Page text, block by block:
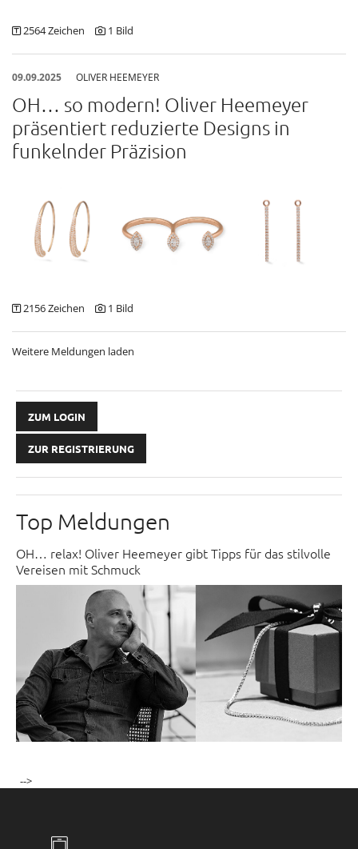
2564 Zeichen 1 Bild
09.09.2025 OLIVER HEEMEYER
OH… so modern! Oliver Heemeyer
präsentiert reduzierte Designs in
funkelnder Präzision
2156 Zeichen 1 Bild
Weitere Meldungen laden
ZUM LOGIN
ZUR REGISTRIERUNG
Top Meldungen
OH… relax! Oliver Heemeyer gibt Tipps für das stilvolle
Vereisen mit Schmuck
-->